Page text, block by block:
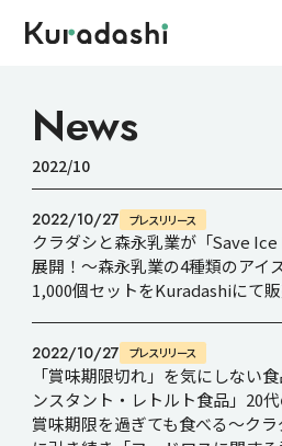
Top
Service
Food
Energy
Impact
Company
IR
News
2022/10
2022/10/27 プレスリリース
クラダシと森永乳業が「Save
展開！～森永乳業の4種類のアイ
1,000個セットをKuradashiにて
2022/10/27 プレスリリース
「賞味期限切れ」を気にしない
ンスタント・レトルト食品」20
賞味期限を過ぎても食べる～ク